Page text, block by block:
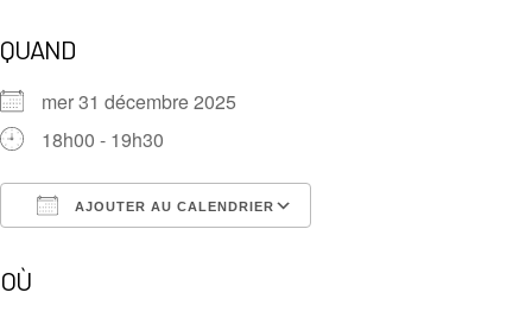
QUAND
mer 31 décembre 2025
18h00 - 19h30
AJOUTER AU CALENDRIER
OÙ